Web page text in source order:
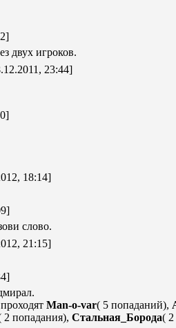
двух игроков.
23:44]
18:14]
слово.
21:15]
Man-o-var( 5 попаданий),
2 попадания), Стальная_Борода( 2